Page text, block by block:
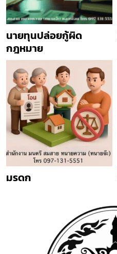
นายทุนปล่อยกู้ผิด
กฎหมาย
มรดก